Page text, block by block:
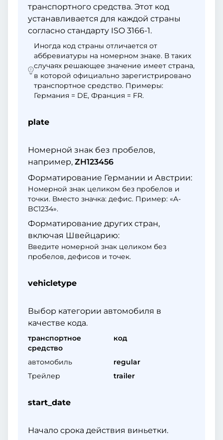
транспортного средства. Этот код
устанавливается для каждой страны
согласно стандарту ISO 3166-1.
Иногда код страны отличается от
аббревиатуры на номерном знаке. В таких
случаях решающее значение имеет страна,
в которой официально зарегистрировано
транспортное средство. Примеры:
Германия = DE, Франция = FR.
plate
Номерной знак без пробелов,
например, ZH123456
Форматирование Германии и Австрии:
Номерной знак целиком без пробелов и
точки. Вместо значка: дефис. Пример: «A-
BC1234».
Форматирование других стран,
включая Швейцарию:
Введите номерной знак целиком без
пробелов, дефисов и точек.
vehicletype
Выбор категории автомобиля в
качестве кода.
транспортное
средство
код
автомобиль
regular
Трейлер
trailer
start_date
Начало срока действия виньетки.